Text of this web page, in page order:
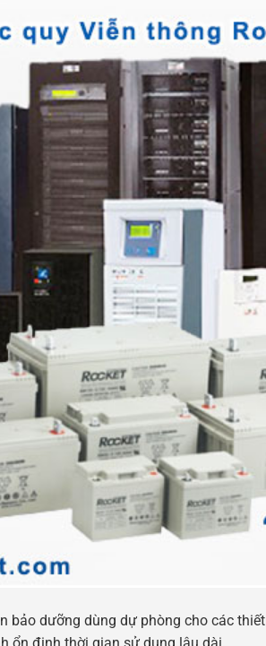
bảo dưỡng dùng dự phòng cho các
ổn định thời gian sử dụng lâu dài.